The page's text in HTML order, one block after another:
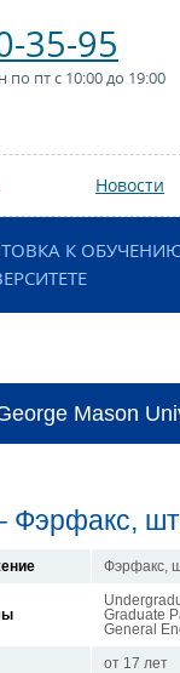
35-95
пт с 10:00 до 19:00
Новости
К
Mason
Фэрфакс,
Фэрфакс,
Graduate
General
от 17 лет